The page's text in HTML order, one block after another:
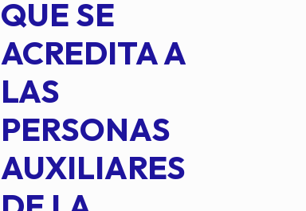
QUE SE
ACREDITA A
LAS
PERSONAS
AUXILIARES